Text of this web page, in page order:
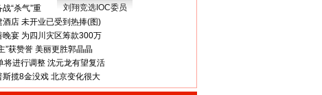
“杀气”重
刘翔竞选IOC委员
酒店 未开业已受到热捧(图)
晚宴 为四川灾区筹款300万
”获赞誉 美丽更胜郭晶晶
将进行调整 沈元龙有望复活
斯揽8金没戏 北京变化很大